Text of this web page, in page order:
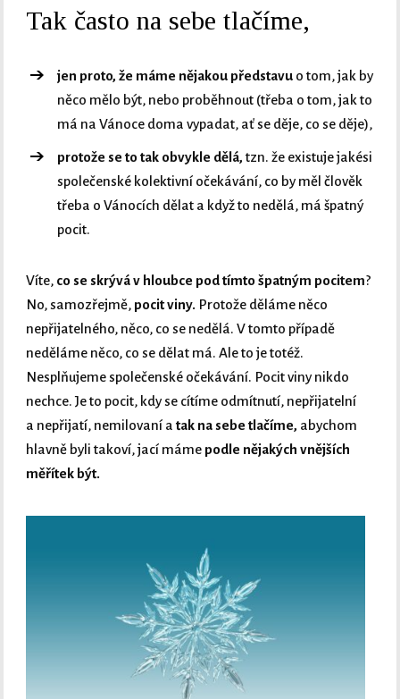
Tak často na sebe tlačíme,
jen proto, že máme nějakou představu o tom, jak by
něco mělo být, nebo proběhnout (třeba o tom, jak to
má na Vánoce doma vypadat, ať se děje, co se děje),
protože se to tak obvykle dělá, tzn. že existuje jakési
společenské kolektivní očekávání, co by měl člověk
třeba o Vánocích dělat a když to nedělá, má špatný
pocit.
Víte, co se skrývá v hloubce pod tímto špatným pocitem?
No, samozřejmě, pocit viny. Protože děláme něco
nepřijatelného, něco, co se nedělá. V tomto případě
neděláme něco, co se dělat má. Ale to je totéž.
Nesplňujeme společenské očekávání. Pocit viny nikdo
nechce. Je to pocit, kdy se cítíme odmítnutí, nepřijatelní
a nepřijatí, nemilovaní atak na sebe tlačíme, abychom
hlavně byli takoví, jací máme podle nějakých vnějších
měřítek být.